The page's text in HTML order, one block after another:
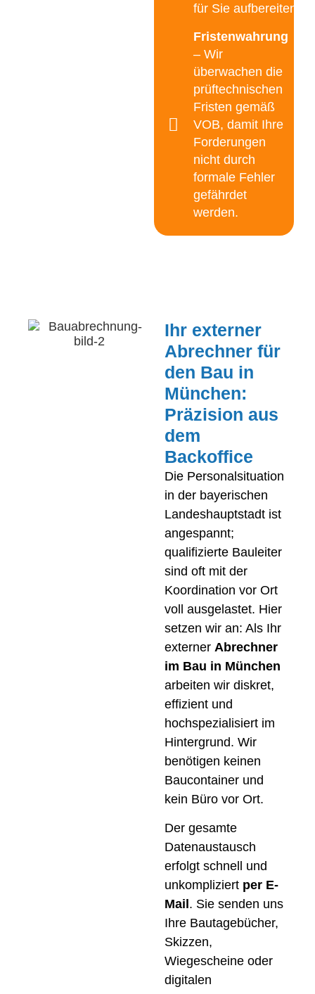
für Sie aufbereiten.
Fristenwahrung
– Wir
überwachen die
prüftechnischen
Fristen gemäß
VOB, damit Ihre
Forderungen
nicht durch
formale Fehler
gefährdet
werden.
Ihr externer
Abrechner für
den Bau in
München:
Präzision aus
dem
Backoffice
Die Personalsituation
in der bayerischen
Landeshauptstadt ist
angespannt;
qualifizierte Bauleiter
sind oft mit der
Koordination vor Ort
voll ausgelastet. Hier
setzen wir an: Als Ihr
externer Abrechner
im Bau in München
arbeiten wir diskret,
effizient und
hochspezialisiert im
Hintergrund. Wir
benötigen keinen
Baucontainer und
kein Büro vor Ort.
Der gesamte
Datenaustausch
erfolgt schnell und
unkompliziert per E-
Mail . Sie senden uns
Ihre Bautagebücher,
Skizzen,
Wiegescheine oder
digitalen